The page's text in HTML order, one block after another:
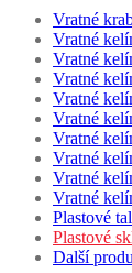
Vratné
Vratné
Vratné
Vratné
Vratné
Vratné
Vratné
Vratné
Vratné
Vratné
Plastové
Plastové
Další